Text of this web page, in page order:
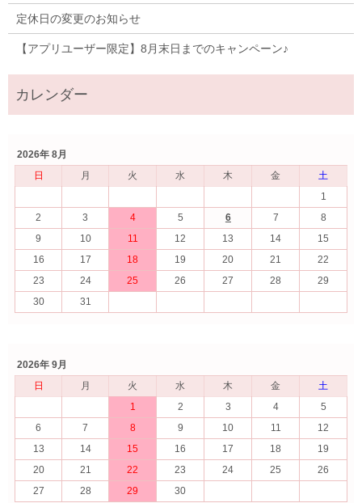
定休日の変更のお知らせ
【アプリユーザー限定】8月末日までのキャンペーン♪
2026年 8月
日
月 火 水 木 金
土
1
2
3 4 5 6 7
8
9
10 11 12 13 14
15
16
17 18 19 20 21
22
23
24 25 26 27 28
29
30
31
2026年 9月
日
月 火 水 木 金
土
1
2 3 4
5
6
7 8 9 10 11
12
13
14 15 16 17 18
19
20
21 22 23 24 25
26
27
28 29 30